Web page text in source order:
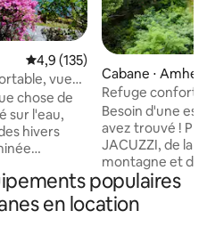
Évaluation moyenne sur la
4,9 (135)
vue
chose de
sur l'eau,
hivers
Cabane ⋅ Amherst
Refuge
montagne, jacuzzi
Besoin d'une
avez trouvé !
JACUZZI, de la
montagne et de
nocturne. Cette
salon, d'une
de bains et d'une
populaires
en location